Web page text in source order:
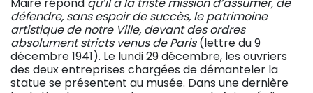
Maire répond qu’il a la triste mission d’assumer, de
défendre, sans espoir de succès, le patrimoine
artistique de notre Ville, devant des ordres
absolument stricts venus de Paris(lettre du 9
décembre 1941). Le lundi 29 décembre, les ouvriers
des deux entreprises chargées de démanteler la
statue se présentent au musée. Dans une dernière